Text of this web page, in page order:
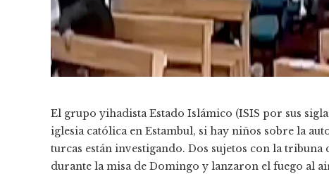
El grupo yihadista Estado Islámico (ISIS por sus
iglesia católica en Estambul, si hay niños sobre la
turcas están investigando. Dos sujetos con la
durante la misa de Domingo y lanzaron el fuego al